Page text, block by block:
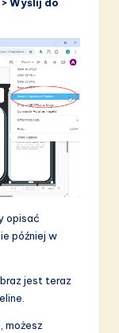
opisać
później w
jest teraz
możesz